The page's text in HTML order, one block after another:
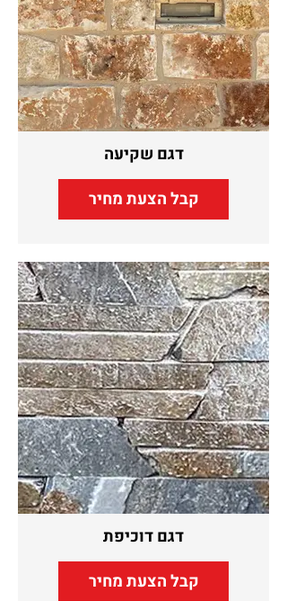
דגם שקיעה
קבל הצעת מחיר
דגם דוכיפת
קבל הצעת מחיר